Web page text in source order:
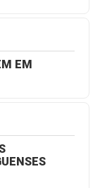
EM